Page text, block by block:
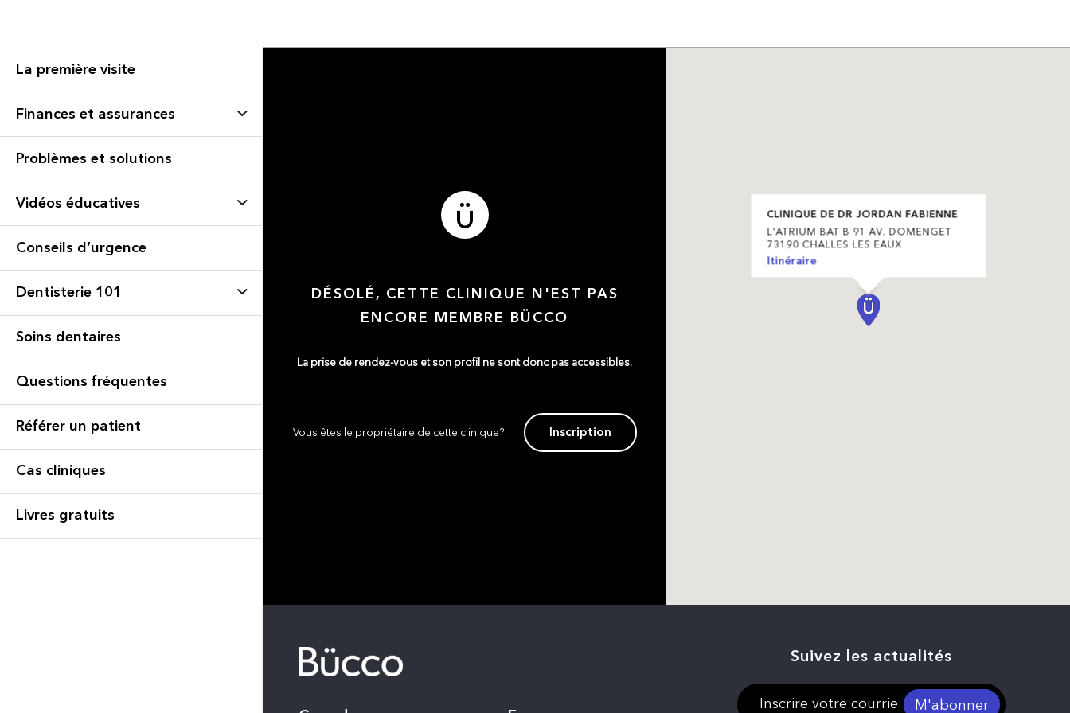
La première visite
Finances et assurances
Problèmes et solutions
Vidéos éducatives
Conseils d’urgence
Dentisterie 101
Soins dentaires
Questions fréquentes
Référer un patient
Cas cliniques
Livres gratuits
DÉSOLÉ, CETTE CLINIQUE N'EST PAS
ENCORE MEMBRE BÜCCO
La prise de rendez-vous et son profil ne sont donc pas accessibles.
Vous êtes le propriétaire de cette clinique? Inscription
CLINIQUE DE DR JORDAN FABIENNE
L'ATRIUM BAT B 91 AV. DOMENGET
73190 CHALLES LES EAUX
Itinéraire
Suivez les actualités
M'abonner